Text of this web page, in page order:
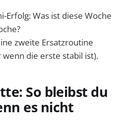
Erfolg: Was ist diese Woche
zweite Ersatzroutine
die erste stabil ist).
So bleibst du
es nicht